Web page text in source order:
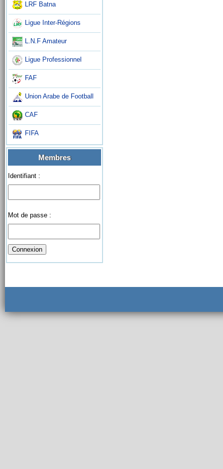
LRF Batna
Ligue Inter-Régions
L.N.F Amateur
Ligue Professionnel
FAF
Union Arabe de Football
CAF
FIFA
Membres
Identifiant :
Mot de passe :